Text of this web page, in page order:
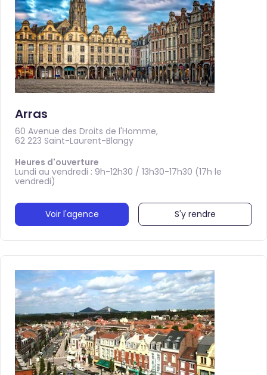
Arras
60 Avenue des Droits de l'Homme,
62 223 Saint-Laurent-Blangy
Heures d'ouverture
Lundi au vendredi : 9h-12h30 / 13h30-17h30 (17h le
vendredi)
Voir l'agence S'y rendre